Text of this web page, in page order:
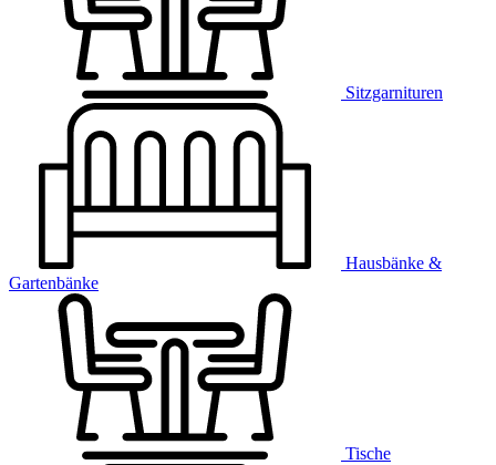
Sitzgarnituren
Hausbänke &
Gartenbänke
Tische